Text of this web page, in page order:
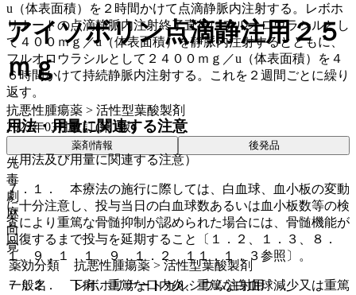
u（体表面積）を２時間かけて点滴静脈内注射する。レボホ
リナートの点滴静脈内注射終了直後にフルオロウラシルとし
て４００ｍｇ／u（体表面積）を静脈内注射するとともに、
フルオロウラシルとして２４００ｍｇ／u（体表面積）を４
６時間かけて持続静脈内注射する。これを２週間ごとに繰り
返す。
用法・用量に関連する注意
（用法及び用量に関連する注意）
７．１． 本療法の施行に際しては、白血球、血小板の変動
に十分注意し、投与当日の白血球数あるいは血小板数等の検
査により重篤な骨髄抑制が認められた場合には、骨髄機能が
回復するまで投与を延期すること〔１．２、１．３、８．
１、９．１．１、９．１．２、１１．１．３参照〕。
７．２． 下痢、重篤な口内炎、重篤な白血球減少又は重篤
アイソボリン点滴静注用２５
ｍｇ
抗悪性腫瘍薬 > 活性型葉酸製剤
2023年03月改訂(第1版)
薬剤情報 後発品
先
毒
劇
麻
向
覚
薬効分類
抗悪性腫瘍薬 > 活性型葉酸製剤
一般名
レボホリナートカルシウム注射用